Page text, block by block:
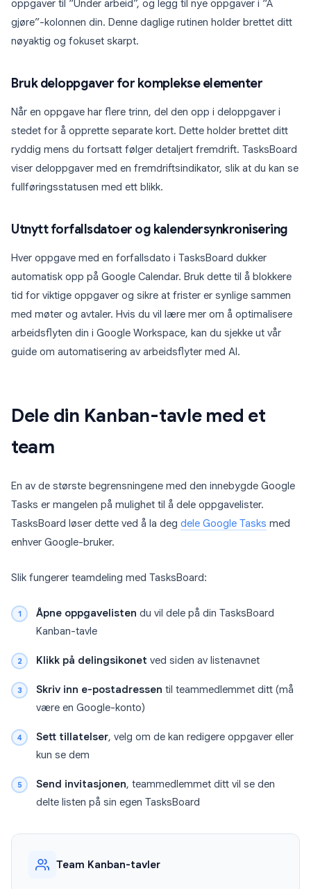
oppgaver til “Under arbeid”, og legg til nye oppgaver i “Å
gjøre”-kolonnen din. Denne daglige rutinen holder brettet ditt
nøyaktig og fokuset skarpt.
Bruk deloppgaver for komplekse elementer
Når en oppgave har flere trinn, del den opp i deloppgaver i
stedet for å opprette separate kort. Dette holder brettet ditt
ryddig mens du fortsatt følger detaljert fremdrift. TasksBoard
viser deloppgaver med en fremdriftsindikator, slik at du kan se
fullføringsstatusen med ett blikk.
Utnytt forfallsdatoer og kalendersynkronisering
Hver oppgave med en forfallsdato i TasksBoard dukker
automatisk opp på Google Calendar. Bruk dette til å blokkere
tid for viktige oppgaver og sikre at frister er synlige sammen
med møter og avtaler. Hvis du vil lære mer om å optimalisere
arbeidsflyten din i Google Workspace, kan du sjekke ut vår
guide om automatisering av arbeidsflyter med AI.
Dele din Kanban-tavle med et
team
En av de største begrensningene med den innebygde Google
Tasks er mangelen på mulighet til å dele oppgavelister.
TasksBoard løser dette ved å la deg dele Google Tasks med
enhver Google-bruker.
Slik fungerer teamdeling med TasksBoard:
Åpne oppgavelisten du vil dele på din TasksBoard
Kanban-tavle
Klikk på delingsikonet ved siden av listenavnet
Skriv inn e-postadressen til teammedlemmet ditt (må
være en Google-konto)
Sett tillatelser, velg om de kan redigere oppgaver eller
kun se dem
Send invitasjonen, teammedlemmet ditt vil se den
delte listen på sin egen TasksBoard
Team Kanban-tavler